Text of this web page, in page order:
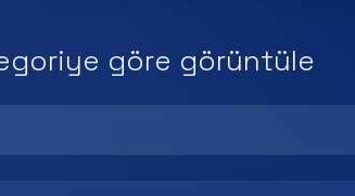
göre görüntüle